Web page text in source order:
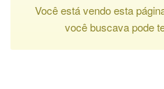
Você está vendo esta
você buscava pode